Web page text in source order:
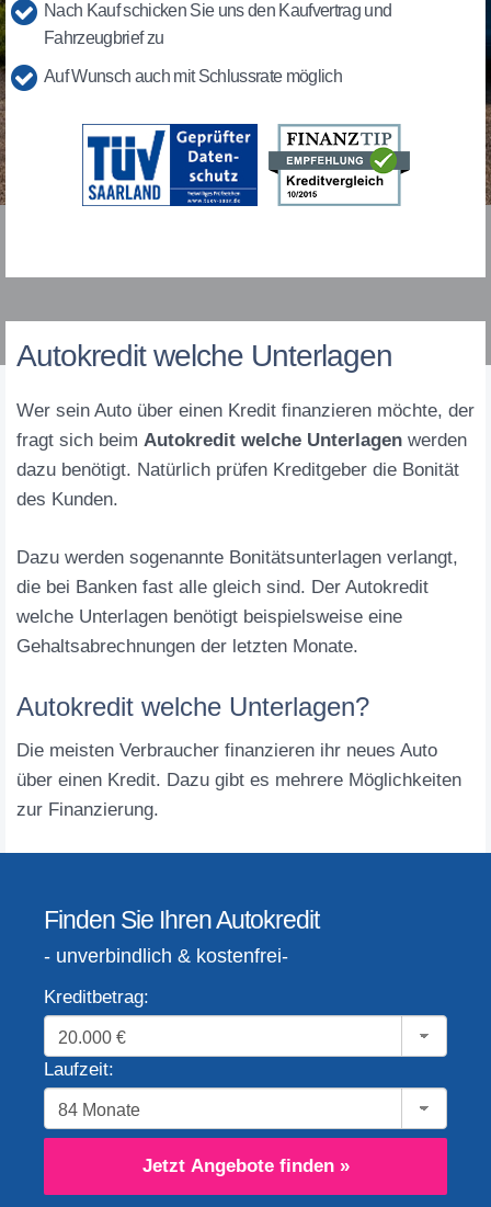
Nach Kauf schicken Sie uns den Kaufvertrag und
Fahrzeugbrief zu
Auf Wunsch auch mit Schlussrate möglich
Autokredit welche Unterlagen
Wer sein Auto über einen Kredit finanzieren möchte, der
fragt sich beim Autokredit welche Unterlagen werden
dazu benötigt. Natürlich prüfen Kreditgeber die Bonität
des Kunden.
Dazu werden sogenannte Bonitätsunterlagen verlangt,
die bei Banken fast alle gleich sind. Der Autokredit
welche Unterlagen benötigt beispielsweise eine
Gehaltsabrechnungen der letzten Monate.
Autokredit welche Unterlagen?
Die meisten Verbraucher finanzieren ihr neues Auto
über einen Kredit. Dazu gibt es mehrere Möglichkeiten
zur Finanzierung.
Finden Sie Ihren Autokredit
- unverbindlich & kostenfrei-
Kreditbetrag:
Laufzeit:
Jetzt Angebote finden »